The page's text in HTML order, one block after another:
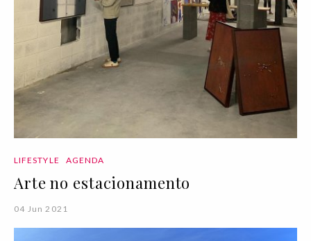
LIFESTYLE AGENDA
Arte no estacionamento
04 Jun 2021